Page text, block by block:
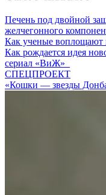
Печень под двойной
желчегонного
Как ученые воплощают
Как рождается идея
сериал «ВиЖ»
СПЕЦПРОЕКТ
«Кошки — звезды